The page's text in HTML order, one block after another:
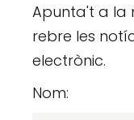
Apunta't a la
rebre les
electrònic.
Nom: